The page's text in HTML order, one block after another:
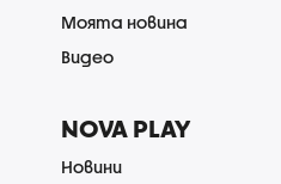
Моята новина
Видео
NOVA PLAY
Новини